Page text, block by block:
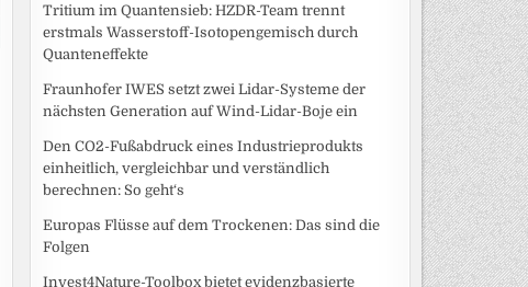
Tritium im Quantensieb: HZDR-Team trennt
erstmals Wasserstoff-Isotopengemisch durch
Quanteneffekte
Fraunhofer IWES setzt zwei Lidar-Systeme der
nächsten Generation auf Wind-Lidar-Boje ein
Den CO2-Fußabdruck eines Industrieprodukts
einheitlich, vergleichbar und verständlich
berechnen: So geht‘s
Europas Flüsse auf dem Trockenen: Das sind die
Folgen
Invest4Nature-Toolbox bietet evidenzbasierte